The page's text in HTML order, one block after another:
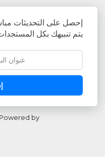
إحصل على التحديثات
يتم تنبيهك بكل
Powered by